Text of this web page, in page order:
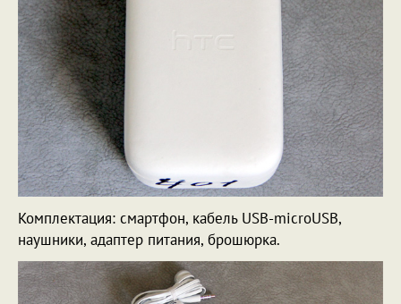
Комплектация: смартфон, кабель USB-microUSB,
наушники, адаптер питания, брошюрка.